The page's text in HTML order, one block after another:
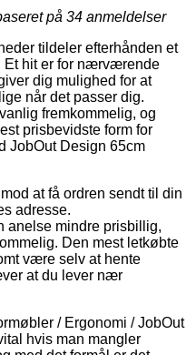
på 34 anmeldelser
tildeler efterhånden et
Et hit er for nærværende
dig mulighed for at
når det passer dig.
fremkommelig, og
prisbevidste form for
JobOut Design 65cm
at få ordren sendt til din
adresse.
anelse mindre prisbillig,
Den mest letkøbte
være selv at hente
at du lever nær
/ Ergonomi / JobOut
hvis man mangler